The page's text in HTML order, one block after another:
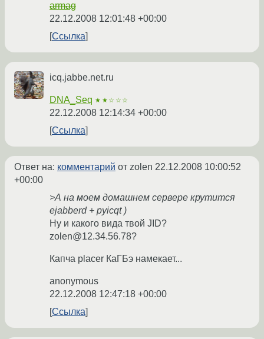
armag
22.12.2008 12:01:48 +00:00
Ссылка
icq.jabbe.net.ru
DNA_Seq ★★☆☆☆
22.12.2008 12:14:34 +00:00
Ссылка
Ответ на: комментарий от zolen 22.12.2008 10:00:52
+00:00
>А на моем домашнем сервере крутится
ejabberd + pyicqt )
Ну и какого вида твой JID?
zolen@12.34.56.78?
Капча placer КаГБэ намекает...
anonymous
22.12.2008 12:47:18 +00:00
Ссылка